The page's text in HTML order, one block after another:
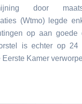
door
(Wtmo) legde
op aan goede
is echter op 24
Eerste Kamer